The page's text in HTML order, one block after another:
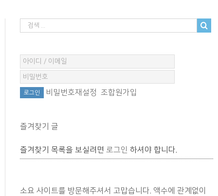
비밀번호재설정 조합원가입
즐겨찾기 글
즐겨찾기 목록을 보실려면 로그인 하셔야 합니다.
소요 사이트를 방문해주셔서 고맙습니다. 액수에 관계없이